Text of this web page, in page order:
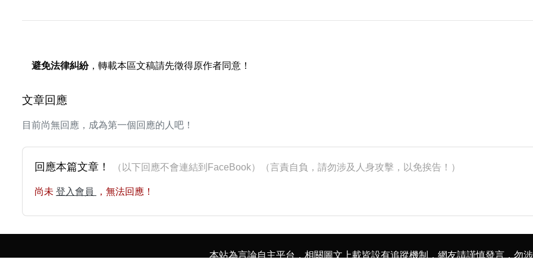
避免法律糾紛，轉載本區文稿請先徵得原作者同意！
文章回應
目前尚無回應，成為第一個回應的人吧！
回應本篇文章！ （以下回應不會連結到FaceBook）（言責自負，請勿涉及人身攻擊，以免挨告！）
尚未 登入會員 ，無法回應！
本站為言論自主平台，相關圖文上載皆設有追蹤機制， 網友請謹慎發言，勿